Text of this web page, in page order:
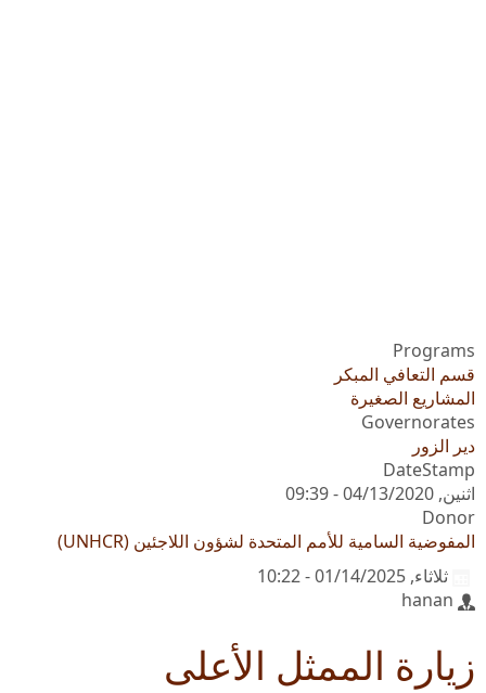
Programs
قسم التعافي المبكر
المشاريع الصغيرة
Governorates
دير الزور
DateStamp
اثنين, 04/13/2020 - 09:39
Donor
المفوضية السامية للأمم المتحدة لشؤون اللاجئين (UNHCR)
ثلاثاء, 01/14/2025 - 10:22
hanan
زيارة الممثل الأعلى